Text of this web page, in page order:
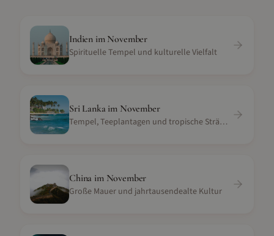
Indien im November
Spirituelle Tempel und kulturelle Vielfalt
Sri Lanka im November
Tempel, Teeplantagen und tropische Strände
China im November
Große Mauer und jahrtausendealte Kultur